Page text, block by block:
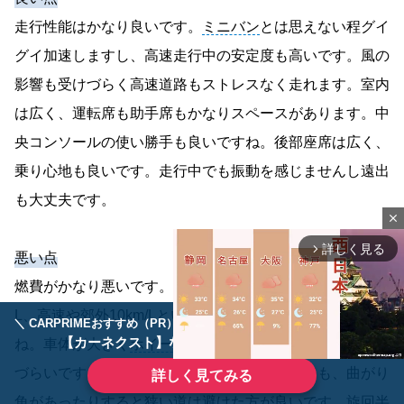
＼ CARPRIMEおすすめ（PR） ／ ディーラーで手放すのはもったいない！
【カーネクスト】ならどんなクルマも高価買取
詳しく見てみる
走行性能はかなり良いです。
ミニバンとは思えない程グイ
グイ加速しますし、高速走行中の安定度も高いです。風の
影響も受けづらく高速道路もストレスなく走れます。室内
は広く、運転席も助手席もかなりスペースがあります。中
央コンソールの使い勝手も良いですね。後部座席は広く、
乗り心地も良いです。走行中でも振動を感じませんし遠出
も大丈夫です。
悪い点
燃費がかなり悪いです。レギュラーガソリンで街中8km/
L、高速や郊外10km/Lといった所で平均9km/Lぐらいです
ね。車体が大きくホイールベース
も長いので狭い道は走り
づらいです。車幅は通れるサイズだったとしても、曲がり
close
arrow_forward_ios 詳しく見る